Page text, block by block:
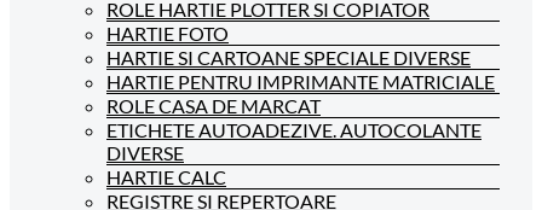
ROLE HARTIE PLOTTER SI COPIATOR
HARTIE FOTO
HARTIE SI CARTOANE SPECIALE DIVERSE
HARTIE PENTRU IMPRIMANTE MATRICIALE
ROLE CASA DE MARCAT
ETICHETE AUTOADEZIVE. AUTOCOLANTE
DIVERSE
HARTIE CALC
REGISTRE SI REPERTOARE